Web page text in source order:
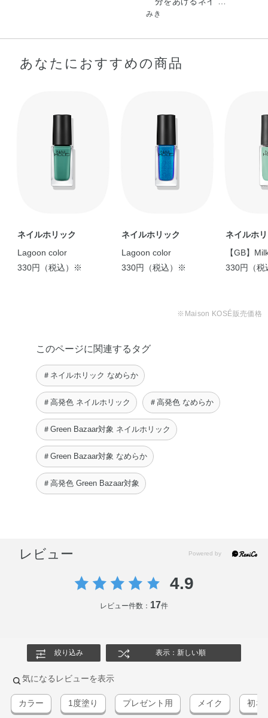
みき
あなたにおすすめの商品
ネイルホリック
Lagoon color
330円（税込）※
ネイルホリック
Lagoon color
330円（税込）※
ネイルホ
【GB】
330円（
※Maison KOSÉ販売価格
このページに関連するタグ
＃ネイルホリック なめらか
＃高発色 ネイルホリック ＃高発色 なめらか
＃Green Bazaar対象 ネイルホリック
＃Green Bazaar対象 なめらか
＃高発色 Green Bazaar対象
レビュー
4.9
レビュー件数： 17件
絞り込み 表示：新しい順
気になるレビューを表示
カラー 1度塗り プレゼント用 メイク 初ネ